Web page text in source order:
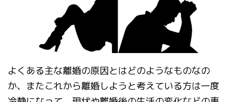
よくある主な離婚の原因とはどのようなものなの
か、またこれから離婚しようと考えている方は一度